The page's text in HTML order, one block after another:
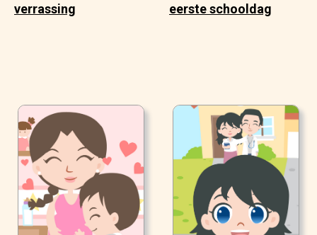
verrassing
eerste schooldag